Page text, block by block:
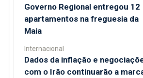
Governo Regional entregou 12
apartamentos na freguesia da
Maia
Internacional
Dados da inflação e
com o Irão continuarão a